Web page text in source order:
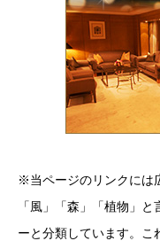
※当ページのリンクには
「風」「森」「植物」
ーと分類しています。こ